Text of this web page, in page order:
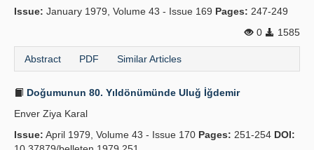
Issue: January 1979, Volume 43 - Issue 169 Pages: 247-249
0
1585
Abstract PDF Similar Articles
Doğumunun 80. Yıldönümünde Uluğ İğdemir
Enver Ziya Karal
Issue: April 1979, Volume 43 - Issue 170 Pages: 251-254 DOI: